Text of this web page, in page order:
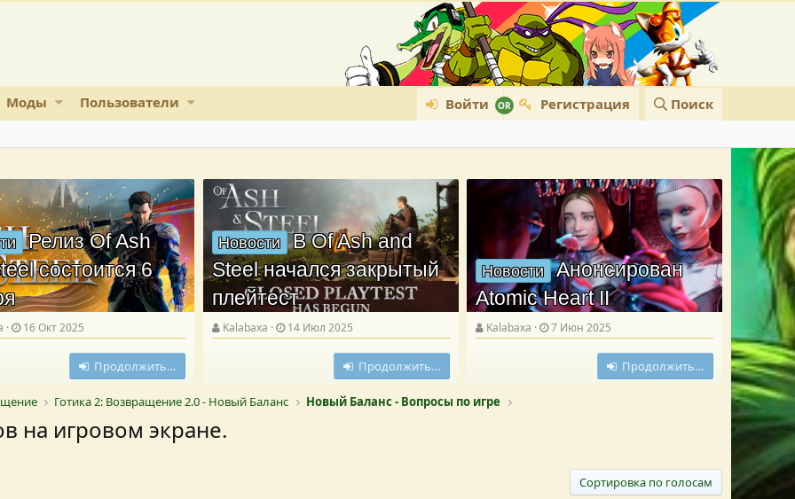
Моды Пользователи Войти Регистрация Поиск
Релиз Of Ash
состоится 6
16 Окт 2025
Продолжить…
Новости В Of Ash and
Steel начался закрытый
плейтест
Kalabaxa 14 Июл 2025
Продолжить…
Новости Анонсирован
Atomic Heart II
Kalabaxa 7 Июн 2025
Продолжить…
Готика 2: Возвращение 2.0 - Новый Баланс Новый Баланс - Вопросы по игре
на игровом экране.
Сортировка по голосам